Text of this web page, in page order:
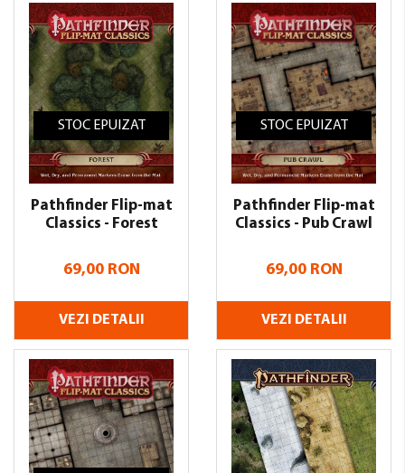
STOC EPUIZAT
Pathfinder Flip-mat
Classics - Forest
69,00 RON
VEZI DETALII
STOC EPUIZAT
Pathfinder Flip-mat
Classics - Pub Crawl
69,00 RON
VEZI DETALII